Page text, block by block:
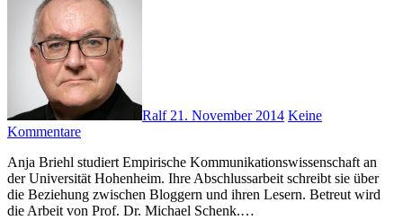
Ralf21. November 2014 Keine
Kommentare
Anja Briehl studiert Empirische Kommunikationswissenschaft an
der Universität Hohenheim. Ihre Abschlussarbeit schreibt sie über
die Beziehung zwischen Bloggern und ihren Lesern. Betreut wird
die Arbeit von Prof. Dr. Michael Schenk.…